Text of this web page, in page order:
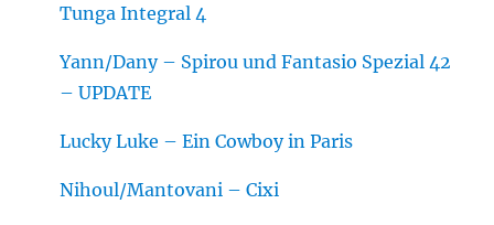
Tunga Integral 4
Yann/Dany – Spirou und Fantasio Spezial 42
– UPDATE
Lucky Luke – Ein Cowboy in Paris
Nihoul/Mantovani – Cixi